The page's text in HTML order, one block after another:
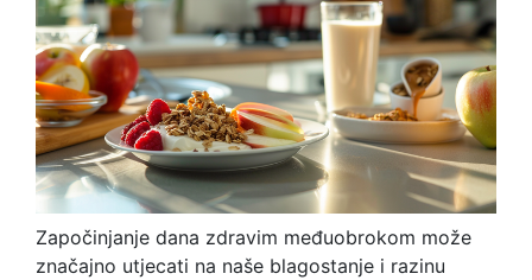
Započinjanje dana zdravim međuobrokom može
značajno utjecati na naše blagostanje i razinu